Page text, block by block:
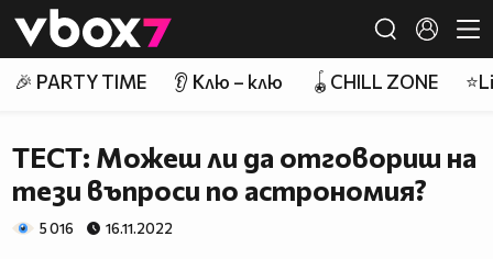
👾
🎉 PARTY TIME 👂 Клю – клю 🪀CHILL ZONE
ТЕСТ: Можеш ли да отговориш на
тези въпроси по астрономия?
5 016 16.11.2022